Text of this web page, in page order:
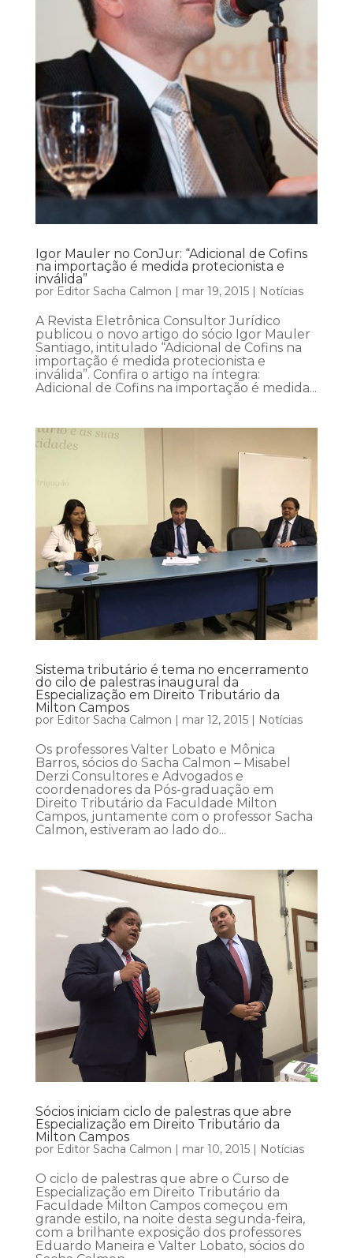
Igor Mauler no ConJur: “Adicional de Cofins
na importação é medida protecionista e
inválida”
por Editor Sacha Calmon mar 19, 2015| Notícias
A Revista Eletrônica Consultor Jurídico
publicou o novo artigo do sócio Igor Mauler
Santiago, intitulado “Adicional de Cofins na
importação é medida protecionista e
inválida”. Confira o artigo na íntegra:
Adicional de Cofins na importação é medida...
Sistema tributário é tema no encerramento
do cilo de palestras inaugural da
Especialização em Direito Tributário da
Milton Campos
por Editor Sacha Calmon | mar 12, 2015| Notícias
Os professores Valter Lobato e Mônica
Barros, sócios do Sacha Calmon – Misabel
Derzi Consultores e Advogados e
coordenadores da Pós-graduação em
Direito Tributário da Faculdade Milton
Campos, juntamente com o professor Sacha
Calmon, estiveram ao lado do...
Sócios iniciam ciclo de palestras que abre
Especialização em Direito Tributário da
Milton Campos
por Editor Sacha Calmon | mar 10, 2015| Notícias
O ciclo de palestras que abre o Curso de
Especialização em Direito Tributário da
Faculdade Milton Campos começou em
grande estilo, na noite desta segunda-feira,
com a brilhante exposição dos professores
Eduardo Maneira e Valter Lobato, sócios do